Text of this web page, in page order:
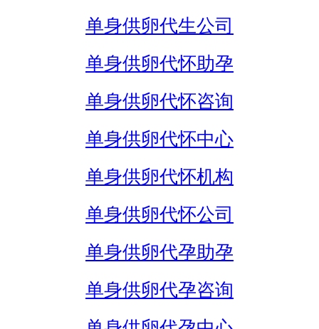
单身供卵代生公司
单身供卵代怀助孕
单身供卵代怀咨询
单身供卵代怀中心
单身供卵代怀机构
单身供卵代怀公司
单身供卵代孕助孕
单身供卵代孕咨询